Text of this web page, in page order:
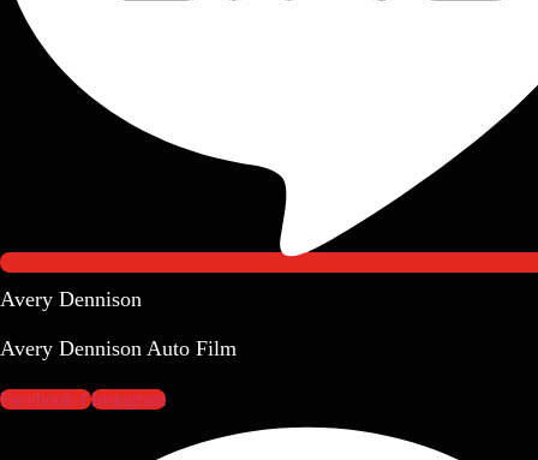
Avery Dennison
Avery Dennison Auto Film
Facebook-f Instagram